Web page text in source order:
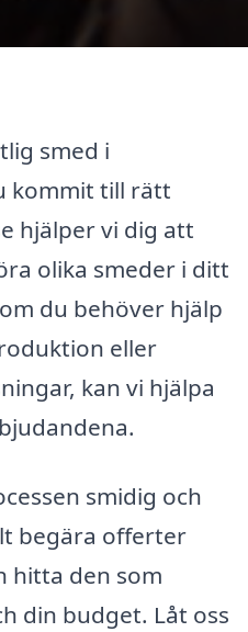
smed i
kommit till rätt
hjälper vi dig att
olika smeder i ditt
du behöver hjälp
eller
kan vi hjälpa
smidig och
begära offerter
hitta den som
din budget. Låt oss